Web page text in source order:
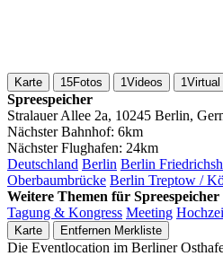
Karte 15Fotos 1Videos 1Virtual
Spreespeicher
Stralauer Allee 2a, 10245 Berlin,
Nächster Bahnhof: 6km
Nächster Flughafen: 24km
Deutschland Berlin Berlin
Oberbaumbrücke Berlin Treptow /
Weitere Themen für Spreespeicher
Tagung & Kongress Meeting
Karte Entfernen Merkliste
Die Eventlocation im Berliner